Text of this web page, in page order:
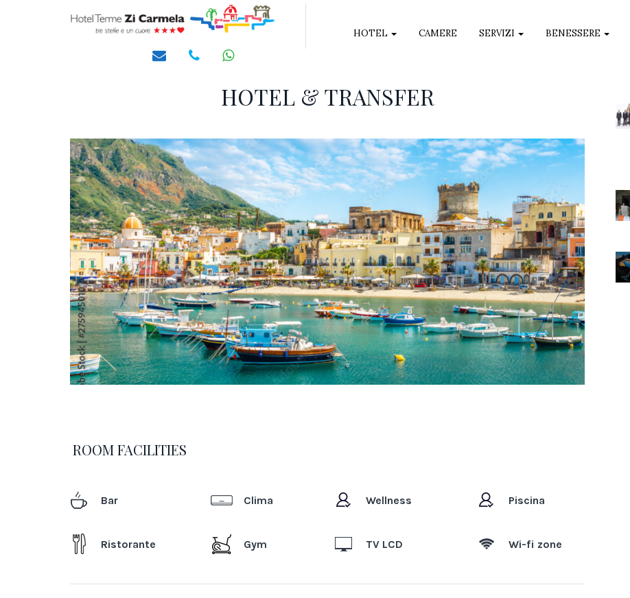
HOTEL CAMERE SERVIZI BENESSERE
HOTEL & TRANSFER
ROOM FACILITIES
Bar
Ristorante
Clima
Gym
Wellness
TV LCD
Piscina
Wi-fi zone